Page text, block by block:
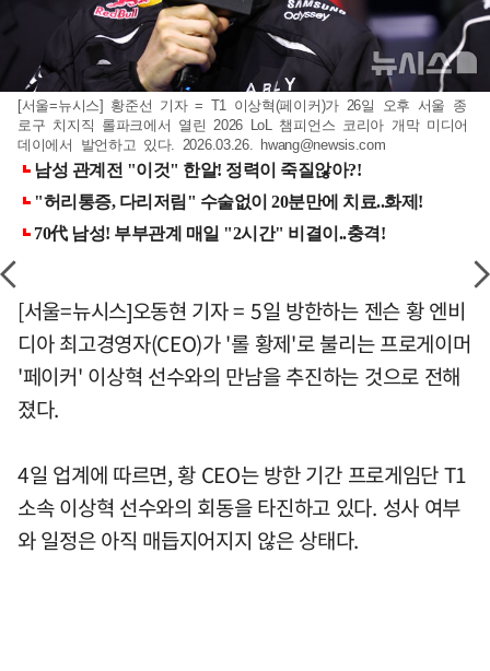
[서울=뉴시스] 황준선 기자 = T1 이상혁(페이커)가 26일 오후 서울 종
로구 치지직 롤파크에서 열린 2026 LoL 챔피언스 코리아 개막 미디어
데이에서 발언하고 있다. 2026.03.26.
hwang@newsis.com
[서울=뉴시스]오동현 기자 = 5일 방한하는 젠슨 황 엔비
디아 최고경영자(CEO)가 '롤 황제'로 불리는 프로게이머
'페이커' 이상혁 선수와의 만남을 추진하는 것으로 전해
졌다.
4일 업계에 따르면, 황 CEO는 방한 기간 프로게임단 T1
소속 이상혁 선수와의 회동을 타진하고 있다. 성사 여부
와 일정은 아직 매듭지어지지 않은 상태다.